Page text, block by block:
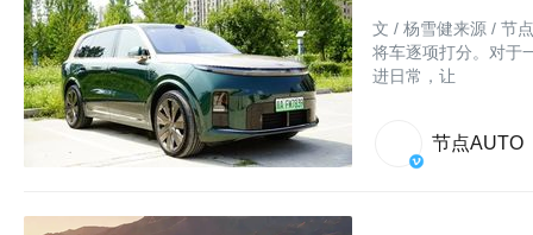
文 / 杨雪健来源 / 节
将车逐项打分。对于
进日常，让
节点AUTO